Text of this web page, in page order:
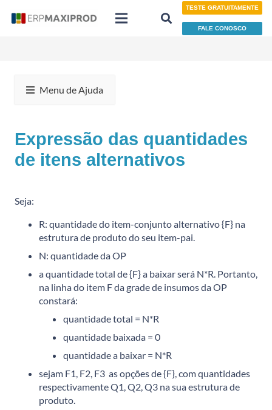
TESTE GRATUITAMENTE
FALE CONOSCO
Menu de Ajuda
Expressão das quantidades
de itens alternativos
Seja:
R: quantidade do item-conjunto alternativo {F} na
estrutura de produto do seu item-pai.
N: quantidade da OP
a quantidade total de {F} a baixar será N*R. Portanto,
na linha do item F da grade de insumos da OP
constará:
quantidade total = N*R
quantidade baixada = 0
quantidade a baixar = N*R
sejam F1, F2, F3 as opções de {F}, com quantidades
respectivamente Q1, Q2, Q3 na sua estrutura de
produto.